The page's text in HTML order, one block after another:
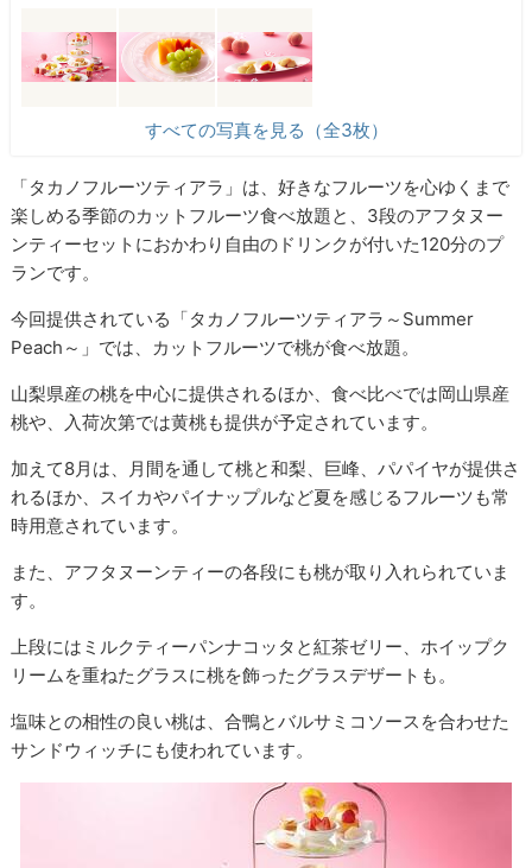
すべての写真を見る（全3枚）
「タカノフルーツティアラ」は、好きなフルーツを心ゆくまで
楽しめる季節のカットフルーツ食べ放題と、3段のアフタヌー
ンティーセットにおかわり自由のドリンクが付いた120分のプ
ランです。
今回提供されている「タカノフルーツティアラ～Summer
Peach～」では、カットフルーツで桃が食べ放題。
山梨県産の桃を中心に提供されるほか、食べ比べでは岡山県産
桃や、入荷次第では黄桃も提供が予定されています。
加えて8月は、月間を通して桃と和梨、巨峰、パパイヤが提供さ
れるほか、スイカやパイナップルなど夏を感じるフルーツも常
時用意されています。
また、アフタヌーンティーの各段にも桃が取り入れられていま
す。
上段にはミルクティーパンナコッタと紅茶ゼリー、ホイップク
リームを重ねたグラスに桃を飾ったグラスデザートも。
塩味との相性の良い桃は、合鴨とバルサミコソースを合わせた
サンドウィッチにも使われています。